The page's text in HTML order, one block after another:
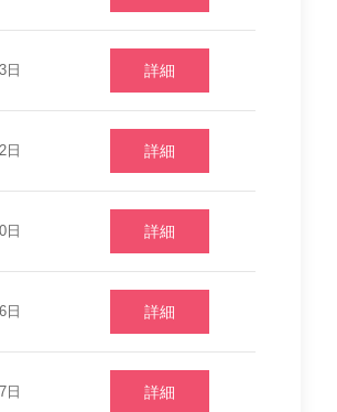
日 詳細
日 詳細
日 詳細
日 詳細
日 詳細